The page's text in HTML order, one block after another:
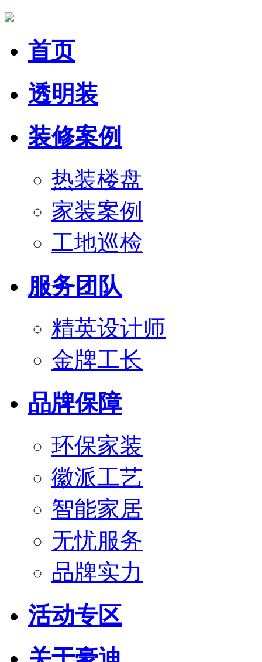
首页
透明装
装修案例
热装楼盘
家装案例
工地巡检
服务团队
精英设计师
金牌工长
品牌保障
环保家装
徽派工艺
智能家居
无忧服务
品牌实力
活动专区